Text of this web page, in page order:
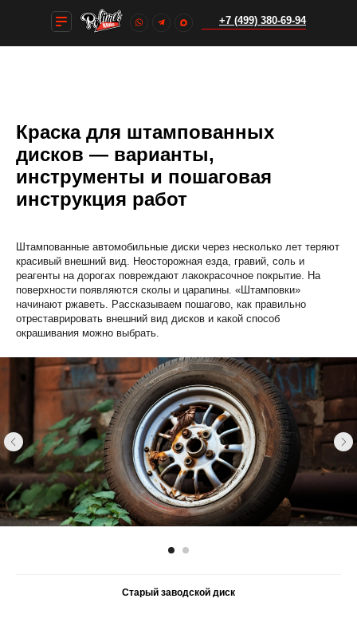
+7 (499) 380-69-94
+7 (499) 380-69-94
Краска для штампованных
дисков — варианты,
инструменты и пошаговая
инструкция работ
Штампованные автомобильные диски через несколько лет теряют
красивый внешний вид. Неосторожная езда, гравий, соль и
реагенты на дорогах повреждают лакокрасочное покрытие. На
поверхности появляются сколы и царапины. «Штамповки»
начинают ржаветь. Рассказываем пошагово, как правильно
отреставрировать внешний вид дисков и какой способ
окрашивания можно выбрать.
Старый заводской диск